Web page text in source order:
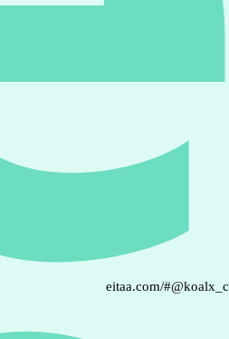
eitaa.com/